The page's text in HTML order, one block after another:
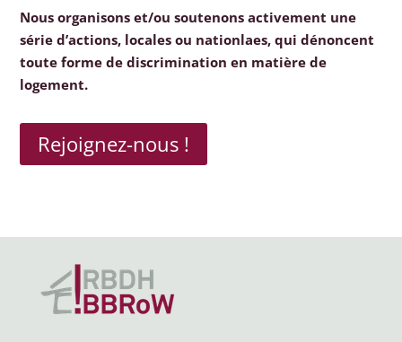
Nous organisons et/ou soutenons activement une
série d’actions, locales ou nationlaes, qui dénoncent
toute forme de discrimination en matière de
logement.
Rejoignez-nous !